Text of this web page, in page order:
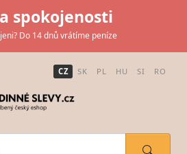
spokojenosti
Do 14 dnů vrátíme peníze
CZ SK PL HU SI RO